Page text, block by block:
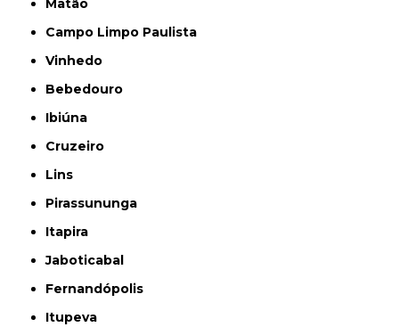
Matão
Campo Limpo Paulista
Vinhedo
Bebedouro
Ibiúna
Cruzeiro
Lins
Pirassununga
Itapira
Jaboticabal
Fernandópolis
Itupeva